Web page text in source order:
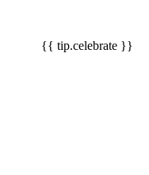
{{ tip.celebrate }}